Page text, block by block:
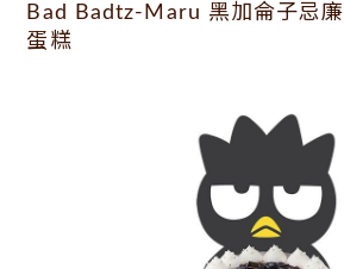
Bad Badtz-Maru 黑加侖子忌廉
蛋糕